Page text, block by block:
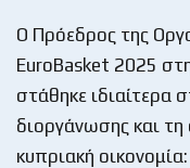
Ο Πρόεδρος της
EuroBasket 2025
στάθηκε ιδιαίτερα
διοργάνωσης και τη
κυπριακή οικονομία: